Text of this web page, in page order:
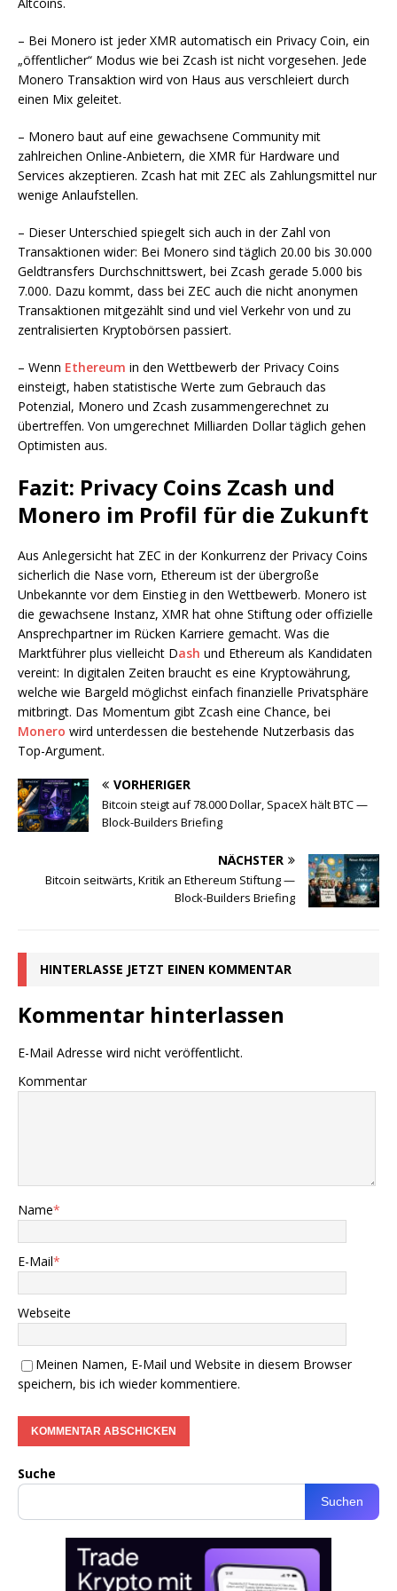
– Bei Monero ist jeder XMR automatisch ein Privacy Coin, ein
„öffentlicher“ Modus wie bei Zcash ist nicht vorgesehen. Jede
Monero Transaktion wird von Haus aus verschleiert durch
einen Mix geleitet.
– Monero baut auf eine gewachsene Community mit
zahlreichen Online-Anbietern, die XMR für Hardware und
Services akzeptieren. Zcash hat mit ZEC als Zahlungsmittel nur
wenige Anlaufstellen.
– Dieser Unterschied spiegelt sich auch in der Zahl von
Transaktionen wider: Bei Monero sind täglich 20.00 bis 30.000
Geldtransfers Durchschnittswert, bei Zcash gerade 5.000 bis
7.000. Dazu kommt, dass bei ZEC auch die nicht anonymen
Transaktionen mitgezählt sind und viel Verkehr von und zu
zentralisierten Kryptobörsen passiert.
– Wenn Ethereum in den Wettbewerb der Privacy Coins
einsteigt, haben statistische Werte zum Gebrauch das
Potenzial, Monero und Zcash zusammengerechnet zu
übertreffen. Von umgerechnet Milliarden Dollar täglich gehen
Optimisten aus.
Fazit: Privacy Coins Zcash und
Monero im Profil für die Zukunft
Aus Anlegersicht hat ZEC in der Konkurrenz der Privacy Coins
sicherlich die Nase vorn, Ethereum ist der übergroße
Unbekannte vor dem Einstieg in den Wettbewerb. Monero ist
die gewachsene Instanz, XMR hat ohne Stiftung oder offizielle
Ansprechpartner im Rücken Karriere gemacht. Was die
Marktführer plus vielleicht Dash und Ethereum als Kandidaten
vereint: In digitalen Zeiten braucht es eine Kryptowährung,
welche wie Bargeld möglichst einfach finanzielle Privatsphäre
mitbringt. Das Momentum gibt Zcash eine Chance, bei
Monero wird unterdessen die bestehende Nutzerbasis das
Top-Argument.
VORHERIGER
Bitcoin steigt auf 78.000 Dollar, SpaceX hält BTC —
Block-Builders Briefing
NÄCHSTER
Bitcoin seitwärts, Kritik an Ethereum Stiftung —
Block-Builders Briefing
HINTERLASSE JETZT EINEN KOMMENTAR
Kommentar hinterlassen
E-Mail Adresse wird nicht veröffentlicht.
Kommentar
Name*
E-Mail*
Webseite
Meinen Namen, E-Mail und Website in diesem Browser
speichern, bis ich wieder kommentiere.
Suche
Suchen